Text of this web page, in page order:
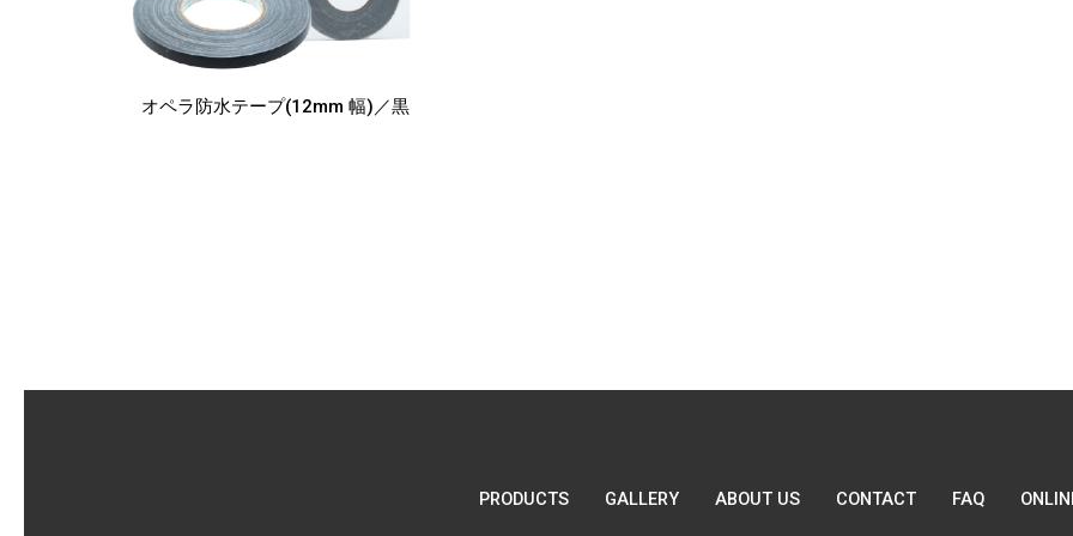
オペラ防水テープ(12mm 幅)／黒
PRODUCTS GALLERY ABOUT US CONTACT FAQ